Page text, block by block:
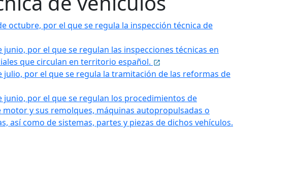
octubre, por el que se regula la inspección técnica de
junio, por el que se regulan las inspecciones técnicas en
que circulan en territorio español.
julio, por el que se regula la tramitación de las reformas de
junio, por el que se regulan los procedimientos de
y sus remolques, máquinas autopropulsadas o
así como de sistemas, partes y piezas de dichos vehículos.